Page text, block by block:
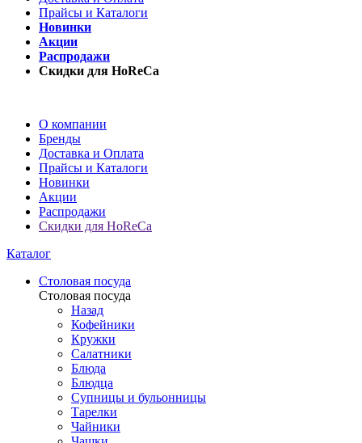
Прайсы и Каталоги
Новинки
Акции
Распродажи
Скидки для HoReCa
О компании
Бренды
Доставка и Оплата
Прайсы и Каталоги
Новинки
Акции
Распродажи
Скидки для HoReCa
Каталог
Столовая посуда
Столовая посуда
Назад
Кофейники
Кружки
Салатники
Блюда
Блюдца
Супницы и бульонницы
Тарелки
Чайники